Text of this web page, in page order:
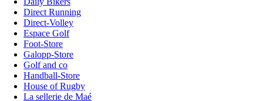
Direct Running
Direct-Volley
Espace Golf
Foot-Store
Galopp-Store
Golf and co
Handball-Store
House of Rugby
La sellerie de Maé